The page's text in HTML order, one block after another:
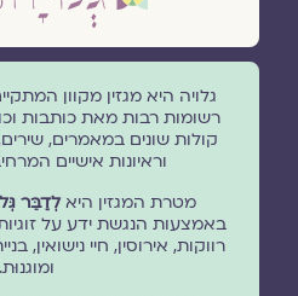
גלויה היא מגזין מקוון
רשומות רבות מאת כותבות
קולות שונים במאמרים,
וראיונות אישיים
מטרת המגזין היאלְדַבֵּר
באמצעות הנגשת ידע על
רווקות, אירוסין, חיי נישואין,
ומוגנוּת.